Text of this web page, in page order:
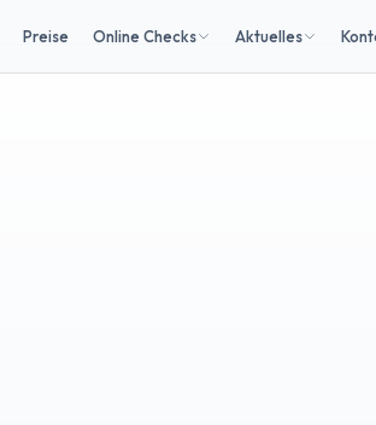
Preise Online Checks Aktuelles